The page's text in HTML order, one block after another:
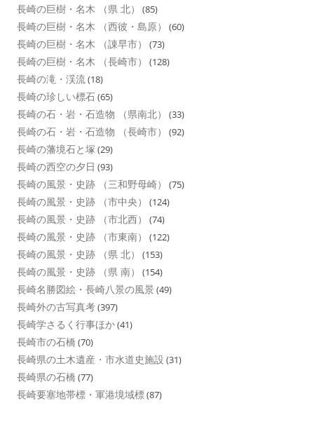
長崎の巨樹・名木 （県 北） (85)
長崎の巨樹・名木 （西彼・島原） (60)
長崎の巨樹・名木 （諌早市） (73)
長崎の巨樹・名木 （長崎市） (128)
長崎の滝・渓流(18)
長崎の珍しい標石(65)
長崎の石・岩・石造物 （県南北） (33)
長崎の石・岩・石造物 （長崎市） (92)
長崎の藩境石と塚 (29)
長崎の西空の夕日 (93)
長崎の風景・史跡 （三和野母崎） (75)
長崎の風景・史跡 （市中央） (124)
長崎の風景・史跡 （市北西） (74)
長崎の風景・史跡 （市東南） (122)
長崎の風景・史跡 （県 北） (153)
長崎の風景・史跡 （県 南） (154)
長崎名勝図絵・長崎八景の風景 (49)
長崎外の古写真考(397)
長崎学さるく行事ほか(41)
長崎市の石橋 (70)
長崎県の土木遺産・市水道史施設 (31)
長崎県の石橋 (77)
長崎要塞地帯標・軍港境域標(87)